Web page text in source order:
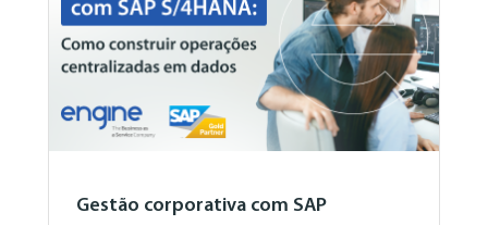
Gestão corporativa com SAP